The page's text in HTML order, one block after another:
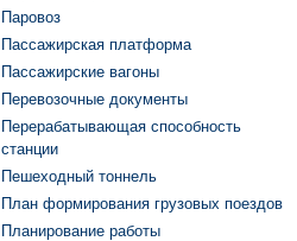
Паровоз
Пассажирская платформа
Пассажирские вагоны
Перевозочные документы
Перерабатывающая способность
станции
Пешеходный тоннель
План формирования грузовых поездов
Планирование работы